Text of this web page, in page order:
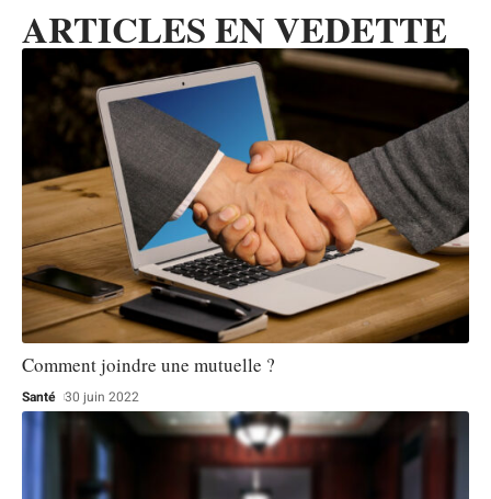
ARTICLES EN VEDETTE
Comment joindre une mutuelle ?
Santé 30 juin 2022